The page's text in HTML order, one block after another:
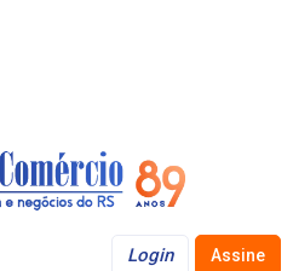
Login Assine